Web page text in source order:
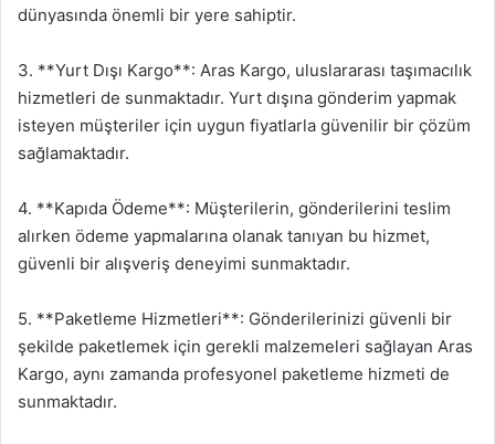
dünyasında önemli bir yere sahiptir.
3. **Yurt Dışı Kargo**: Aras Kargo, uluslararası taşımacılık
hizmetleri de sunmaktadır. Yurt dışına gönderim yapmak
isteyen müşteriler için uygun fiyatlarla güvenilir bir çözüm
sağlamaktadır.
4. **Kapıda Ödeme**: Müşterilerin, gönderilerini teslim
alırken ödeme yapmalarına olanak tanıyan bu hizmet,
güvenli bir alışveriş deneyimi sunmaktadır.
5. **Paketleme Hizmetleri**: Gönderilerinizi güvenli bir
şekilde paketlemek için gerekli malzemeleri sağlayan Aras
Kargo, aynı zamanda profesyonel paketleme hizmeti de
sunmaktadır.